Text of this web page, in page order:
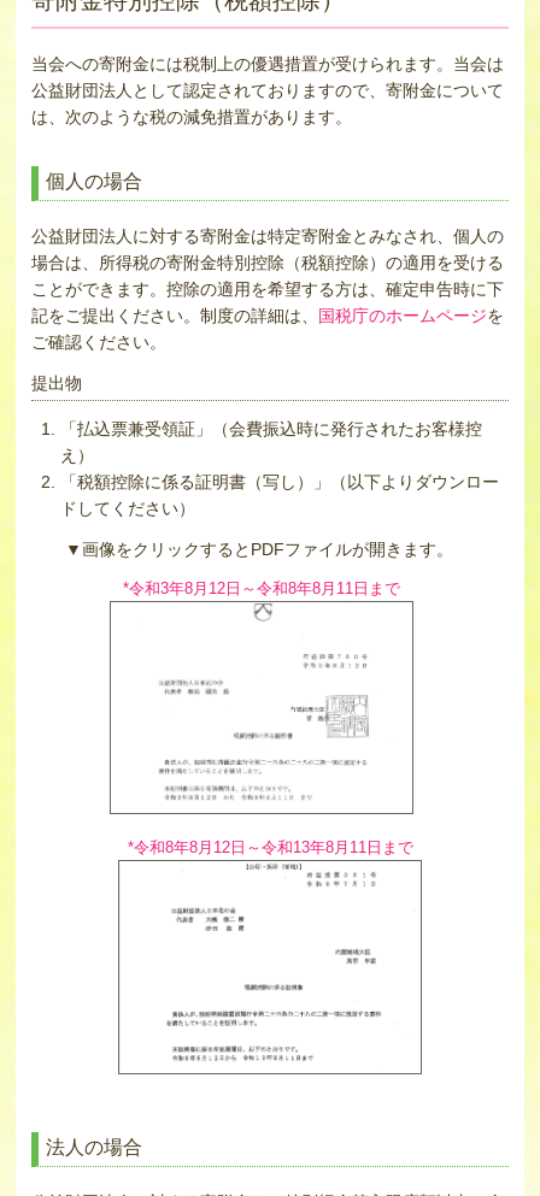
当会への寄附金には税制上の優遇措置が受けられます。当会は
公益財団法人として認定されておりますので、寄附金について
は、次のような税の減免措置があります。
個人の場合
公益財団法人に対する寄附金は特定寄附金とみなされ、個人の
場合は、所得税の寄附金特別控除（税額控除）の適用を受ける
ことができます。控除の適用を希望する方は、確定申告時に下
記をご提出ください。制度の詳細は、 国税庁のホームページを
ご確認ください。
提出物
「払込票兼受領証」（会費振込時に発行されたお客様控
え）
「税額控除に係る証明書（写し）」（以下よりダウンロー
ドしてください）
▼画像をクリックするとPDFファイルが開きます。
*令和3年8月12日～令和8年8月11日まで
*令和8年8月12日～令和13年8月11日まで
法人の場合